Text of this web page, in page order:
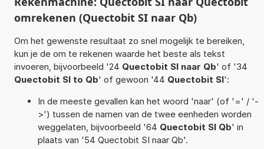
omrekenen (Quectobit SI naar Qb)
Om het gewenste resultaat zo snel mogelijk te bereiken,
kun je de om te rekenen waarde het beste als tekst
invoeren, bijvoorbeeld '24 Quectobit SI naar Qb' of '34
Quectobit SI to Qb' of gewoon '44 Quectobit SI':
In de meeste gevallen kan het woord 'naar' (of '=' / '-
>') tussen de namen van de twee eenheden worden
weggelaten, bijvoorbeeld '64 Quectobit SI Qb' in
plaats van '54 Quectobit SI naar Qb'.